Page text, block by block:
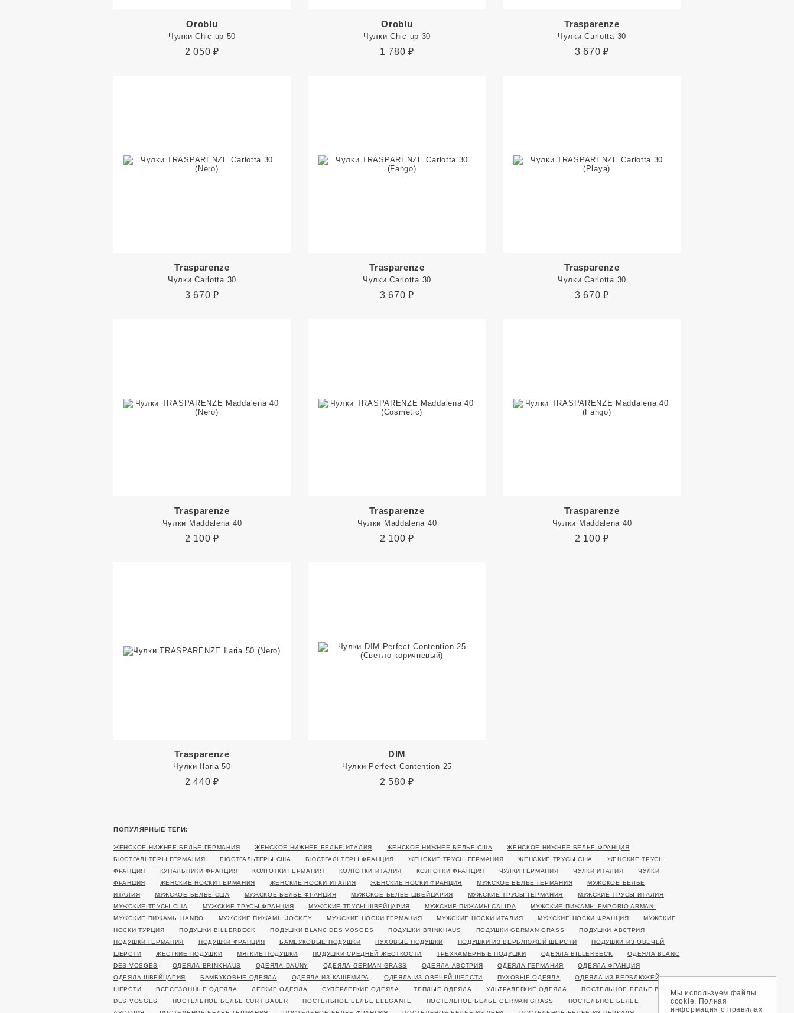
Oroblu
Чулки Chic up 50
2 050 ₽
Oroblu
Чулки Chic up 30
1 780 ₽
Trasparenze
Чулки Carlotta 30
3 670 ₽
Trasparenze
Чулки Carlotta 30
3 670 ₽
Trasparenze
Чулки Carlotta 30
3 670 ₽
Trasparenze
Чулки Carlotta 30
3 670 ₽
Trasparenze
Чулки Maddalena 40
2 100 ₽
Trasparenze
Чулки Maddalena 40
2 100 ₽
Trasparenze
Чулки Maddalena 40
2 100 ₽
Trasparenze
Чулки Ilaria 50
2 440 ₽
DIM
Чулки Perfect Contention 25
2 580 ₽
ПОПУЛЯРНЫЕ ТЕГИ:
ЖЕНСКОЕ НИЖНЕЕ БЕЛЬЕ ГЕРМАНИЯ ЖЕНСКОЕ НИЖНЕЕ БЕЛЬЕ ИТАЛИЯ ЖЕНСКОЕ НИЖНЕЕ БЕЛЬЕ США
ЖЕНСКОЕ НИЖНЕЕ БЕЛЬЕ ФРАНЦИЯ
БЮСТГАЛЬТЕРЫ ГЕРМАНИЯ
БЮСТГАЛЬТЕРЫ США БЮСТГАЛЬТЕРЫ ФРАНЦИЯ ЖЕНСКИЕ ТРУСЫ ГЕРМАНИЯ ЖЕНСКИЕ ТРУСЫ США
ЖЕНСКИЕ ТРУСЫ
ФРАНЦИЯ
КУПАЛЬНИКИ ФРАНЦИЯ КОЛГОТКИ ГЕРМАНИЯ КОЛГОТКИ ИТАЛИЯ КОЛГОТКИ ФРАНЦИЯ ЧУЛКИ ГЕРМАНИЯ ЧУЛКИ ИТАЛИЯ
ЧУЛКИ
ФРАНЦИЯ
ЖЕНСКИЕ НОСКИ ГЕРМАНИЯ ЖЕНСКИЕ НОСКИ ИТАЛИЯ ЖЕНСКИЕ НОСКИ ФРАНЦИЯ МУЖСКОЕ БЕЛЬЕ ГЕРМАНИЯ
МУЖСКОЕ БЕЛЬЕ
ИТАЛИЯ
МУЖСКОЕ БЕЛЬЕ США МУЖСКОЕ БЕЛЬЕ ФРАНЦИЯ МУЖСКОЕ БЕЛЬЕ ШВЕЙЦАРИЯ МУЖСКИЕ ТРУСЫ ГЕРМАНИЯ
МУЖСКИЕ ТРУСЫ ИТАЛИЯ
МУЖСКИЕ ТРУСЫ США
МУЖСКИЕ ТРУСЫ ФРАНЦИЯ МУЖСКИЕ ТРУСЫ ШВЕЙЦАРИЯ МУЖСКИЕ ПИЖАМЫ CALIDA
МУЖСКИЕ ПИЖАМЫ EMPORIO ARMANI
МУЖСКИЕ ПИЖАМЫ HANRO
МУЖСКИЕ ПИЖАМЫ JOCKEY МУЖСКИЕ НОСКИ ГЕРМАНИЯ МУЖСКИЕ НОСКИ ИТАЛИЯ МУЖСКИЕ НОСКИ ФРАНЦИЯ
МУЖСКИЕ
НОСКИ ТУРЦИЯ
ПОДУШКИ BILLERBECK ПОДУШКИ BLANC DES VOSGES ПОДУШКИ BRINKHAUS ПОДУШКИ GERMAN GRASS
ПОДУШКИ АВСТРИЯ
ПОДУШКИ ГЕРМАНИЯ
ПОДУШКИ ФРАНЦИЯ БАМБУКОВЫЕ ПОДУШКИ ПУХОВЫЕ ПОДУШКИ ПОДУШКИ ИЗ ВЕРБЛЮЖЕЙ ШЕРСТИ
ПОДУШКИ ИЗ ОВЕЧЕЙ
ШЕРСТИ
ЖЕСТКИЕ ПОДУШКИ МЯГКИЕ ПОДУШКИ ПОДУШКИ СРЕДНЕЙ ЖЕСТКОСТИ ТРЕХКАМЕРНЫЕ ПОДУШКИ ОДЕЯЛА BILLERBECK
ОДЕЯЛА BLANC
DES VOSGES
ОДЕЯЛА BRINKHAUS ОДЕЯЛА DAUNY ОДЕЯЛА GERMAN GRASS ОДЕЯЛА АВСТРИЯ ОДЕЯЛА ГЕРМАНИЯ
ОДЕЯЛА ФРАНЦИЯ
ОДЕЯЛА ШВЕЙЦАРИЯ
БАМБУКОВЫЕ ОДЕЯЛА ОДЕЯЛА ИЗ КАШЕМИРА ОДЕЯЛА ИЗ ОВЕЧЕЙ ШЕРСТИ ПУХОВЫЕ ОДЕЯЛА
ОДЕЯЛА ИЗ ВЕРБЛЮЖЕЙ
ШЕРСТИ
ВСЕСЕЗОННЫЕ ОДЕЯЛА ЛЕГКИЕ ОДЕЯЛА СУПЕРЛЕГКИЕ ОДЕЯЛА ТЕПЛЫЕ ОДЕЯЛА УЛЬТРАЛЕГКИЕ ОДЕЯЛА
ПОСТЕЛЬНОЕ БЕЛЬЕ BLANC
DES VOSGES
ПОСТЕЛЬНОЕ БЕЛЬЕ CURT BAUER ПОСТЕЛЬНОЕ БЕЛЬЕ ELEGANTE ПОСТЕЛЬНОЕ БЕЛЬЕ GERMAN GRASS
ПОСТЕЛЬНОЕ БЕЛЬЕ
Мы используем файлы
cookie. Полная
информация о правилах